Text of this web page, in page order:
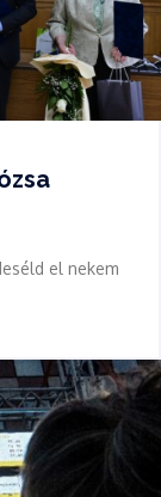
el nekem